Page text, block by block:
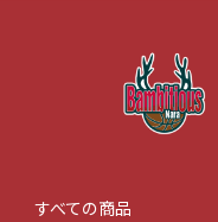
すべての商品